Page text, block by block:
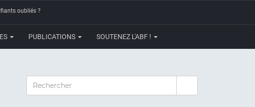
oubliés ?
PUBLICATIONS SOUTENEZ L'ABF !
RECHERCHER